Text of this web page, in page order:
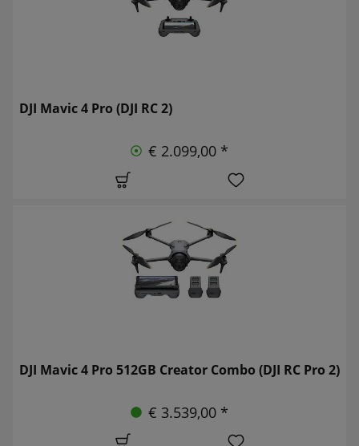
DJI Mavic 4 Pro (DJI RC 2)
€ 2.099,00 *
DJI Mavic 4 Pro 512GB Creator Combo (DJI RC Pro 2)
€ 3.539,00 *